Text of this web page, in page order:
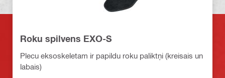
Roku spilvens EXO-S
Plecu eksoskeletam ir papildu roku paliktņi (kreisais un
labais)